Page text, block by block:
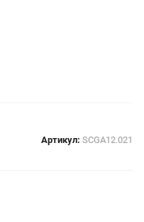
Артикул: SCGA12.021